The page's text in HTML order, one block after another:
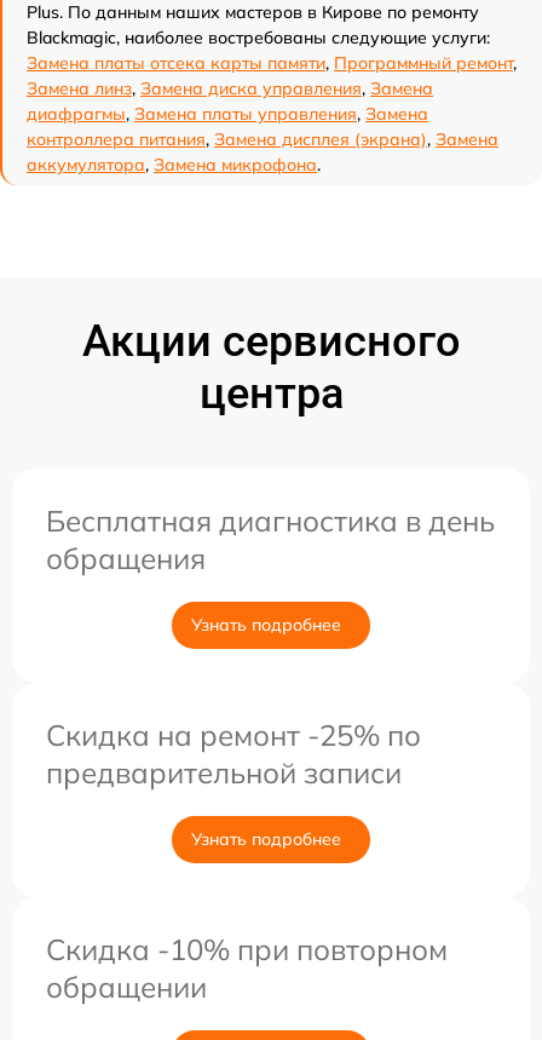
Plus. По данным наших мастеров в Кирове по ремонту
Blackmagic, наиболее востребованы следующие услуги:
Замена платы отсека карты памяти, Программный ремонт,
Замена линз, Замена диска управления, Замена
диафрагмы, Замена платы управления, Замена
контроллера питания, Замена дисплея (экрана), Замена
аккумулятора, Замена микрофона.
Акции сервисного
центра
Бесплатная диагностика в день
обращения
Узнать подробнее
Скидка на ремонт -25% по
предварительной записи
Узнать подробнее
Скидка -10% при повторном
обращении